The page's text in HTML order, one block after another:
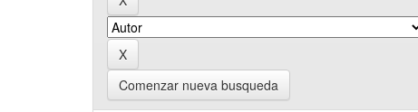
Comenzar nueva busqueda